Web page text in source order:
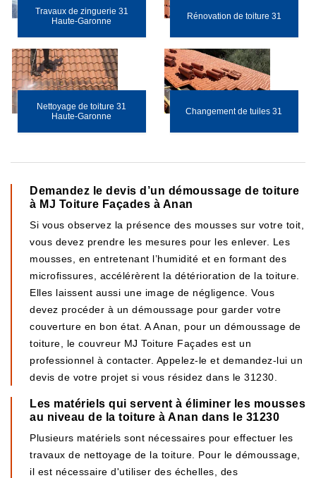
Travaux de zinguerie 31
Haute-Garonne
Rénovation de toiture 31
Nettoyage de toiture 31
Haute-Garonne
Changement de tuiles 31
Demandez le devis d’un démoussage de toiture
à MJ Toiture Façades à Anan
Si vous observez la présence des mousses sur votre toit,
vous devez prendre les mesures pour les enlever. Les
mousses, en entretenant l’humidité et en formant des
microfissures, accélérèrent la détérioration de la toiture.
Elles laissent aussi une image de négligence. Vous
devez procéder à un démoussage pour garder votre
couverture en bon état. A Anan, pour un démoussage de
toiture, le couvreur MJ Toiture Façades est un
professionnel à contacter. Appelez-le et demandez-lui un
devis de votre projet si vous résidez dans le 31230.
Les matériels qui servent à éliminer les mousses
au niveau de la toiture à Anan dans le 31230
Plusieurs matériels sont nécessaires pour effectuer les
travaux de nettoyage de la toiture. Pour le démoussage,
il est nécessaire d'utiliser des échelles, des